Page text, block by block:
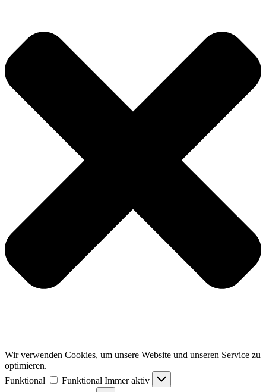
Wir verwenden Cookies, um unsere Website und unseren Service zu
optimieren.
Funktional
Funktional Immer aktiv